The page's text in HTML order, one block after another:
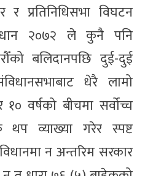
र प्रतिनिधिसभा विघटन
२०७२ ले कुनै पनि
बलिदानपछि दुई-दुई
धेरै लामो
वर्षको बीचमा सर्वोच्च
व्याख्या गरेर स्पष्ट
न अन्तरिम सरकार